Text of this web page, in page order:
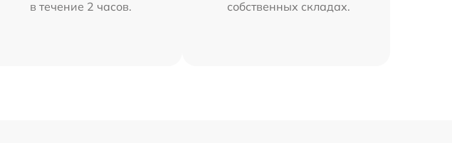
в течение 2 часов.
собственных складах.